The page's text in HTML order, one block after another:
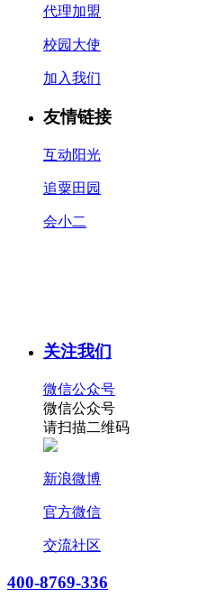
代理加盟
校园大使
加入我们
友情链接
互动阳光
追粟田园
会小二
关注我们
微信公众号
微信公众号
请扫描二维码
新浪微博
官方微信
交流社区
400-8769-336